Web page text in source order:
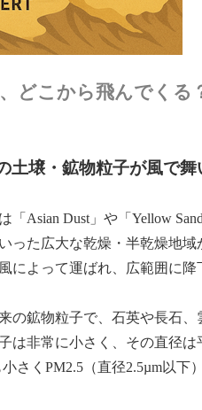
どこから飛んでくる
土壌・鉱物粒子が風で舞
「Asian Dust」や「Yellow
った広大な乾燥・半乾燥地
によって運ばれ、広範囲に降
の鉱物粒子で、石英や長石
は非常に小さく、その直径は
さくPM2.5（直径2.5µm以下